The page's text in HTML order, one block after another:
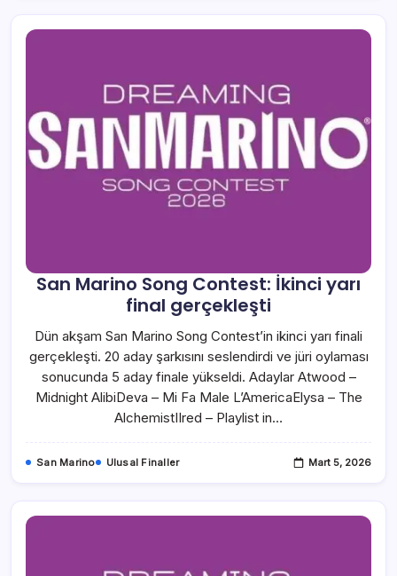
San Marino Song Contest: İkinci yarı
final gerçekleşti
Dün akşam San Marino Song Contest’in ikinci yarı finali
gerçekleşti. 20 aday şarkısını seslendirdi ve jüri oylaması
sonucunda 5 aday finale yükseldi. Adaylar Atwood –
Midnight AlibiDeva – Mi Fa Male L’AmericaElysa – The
AlchemistIIred – Playlist in…
San Marino Ulusal Finaller Mart 5, 2026